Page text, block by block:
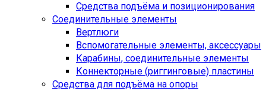
Средства подъёма и позиционирования
Соединительные элементы
Вертлюги
Вспомогательные элементы, аксессуары
Карабины, соединительные элементы
Коннекторные (риггинговые) пластины
Средства для подъёма на опоры